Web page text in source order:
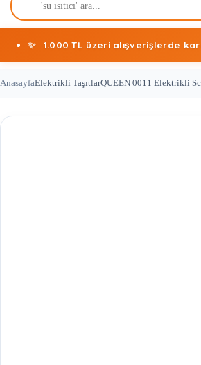
✨ 1.000 TL üzeri alışverişlerde
AnasayfaElektrikli TaşıtlarQUEEN 0011 Elektrikli